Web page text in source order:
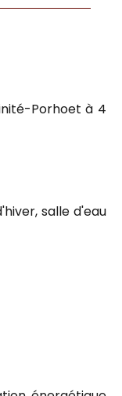
Porhoet à 4
salle d'eau